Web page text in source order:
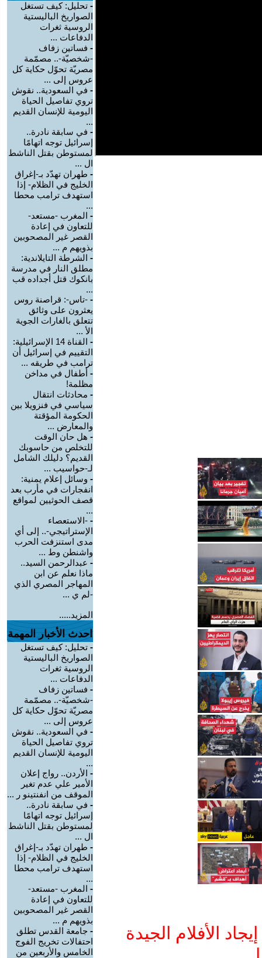
الأفلام الجيدة
- تحليل: كيف تستغل
الصواريخ الباليستية
الروسية ثغرات
الدفاعات ...
- فساتين زفاف
-شخصيّة-.. مصمّمة
مصريّة تحوّل حكاية كل
عروس إلى ...
- في السعودية.. نقوش
تروي تفاصيل الحياة
اليومية للإنسان القديم
...
- في سابقة نادرة..
إسرائيل توجه اتهامًا
لمستوطن بقتل الناشط
ال ...
- طهران تهدّد بـ-إغراق
الخليج في الظلام- إذا
استهدف ترامب محطا
...
- المغرب -مستعد-
للتعاون في إعادة
القصر غير المصحوبين
بذويهم م ...
- الشرطة التايلاندية:
مطلق النار في مدرسة
بانكوك قتل أجداده قب
...
- -تاس-: قراصنة روس
يعثرون على وثائق
تتعلق بالغارات الجوية
الأ ...
-
القناة 14 الإسرائيلية:
التقييم في إسرائيل أن
ترامب في طريقه ...
- أطفال في مداخن
مظلمة!
- محادثات انتقال
سياسي في فنزويلا بين
الحكومة المؤقتة
والمعارض ...
- هل حان الوقت
للتخلص من حاسوبك
القديم؟ دليلك الشامل
لـ-حواسيب ...
- وسائل إعلام يمنية:
انفجارات في مأرب بعد
قصف الحوثيين لمواقع
...
- -الاستعصاء
الإستراتيجي-.. إلى أي
مدى استنزفت الحرب
واشنطن وط ...
- عبدالرحمن السيد..
ماذا نعلم عن ابن
المهاجر المصري الذي
-لم ي ...
المزيد.....
احدث الأخبار المهمة
- تحليل: كيف تستغل
الصواريخ الباليستية
الروسية ثغرات
الدفاعات ...
- فساتين زفاف
-شخصيّة-.. مصمّمة
مصريّة تحوّل حكاية كل
عروس إلى ...
- في السعودية.. نقوش
تروي تفاصيل الحياة
اليومية للإنسان القديم
...
- الأردن.. رواج إعلان
الأمير علي عدم تغير
الموقف من انفنتينو ر ...
- في سابقة نادرة..
إسرائيل توجه اتهامًا
لمستوطن بقتل الناشط
ال ...
- طهران تهدّد بـ-إغراق
الخليج في الظلام- إذا
استهدف ترامب محطا
...
- المغرب -مستعد-
للتعاون في إعادة
القصر غير المصحوبين
بذويهم م ...
- جامعة القدس تطلق
احتفالات تخريج الفوج
الخامس والأربعين من